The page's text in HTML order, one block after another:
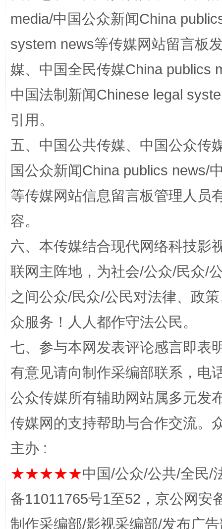
网上购药对药下症？
这是一记警钟！ 谢
在谋一域中谋全局
media/中国公众新闻China
system news等传媒网站留言板
媒、中国全民传媒China publics
中国法制新闻Chinese legal
引用。
五、中国公共传媒、中国公众传
国公众新闻China publics news/
等传媒网站信息留言板管理人员
容。
六、本传媒结合现代网络科技影
联网主阵地，为社会/公众/民众/
之间公众/民众/公民对法律、政
众服务！人人都作守法公民。
七、参与本网发表评论感言即表
有意见请向制作采编部联系，电
公众传媒所有辅助网站属多元发
传媒网的支持帮助与合作交流。
主办 :
★★★★★中国/公众/公共/全民/
备11011765号1至52，京公网安
制作采编部/影视采编部/发布广